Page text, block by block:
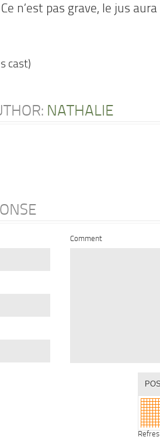
n’est pas grave, le jus
cast)
NATHALIE
Comment